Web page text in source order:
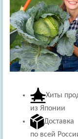
Хиты
из Японии
Доставка
по всей